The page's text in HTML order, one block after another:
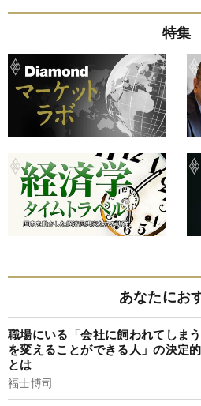
特集
あなたにお
職場にいる「会社に飼われてしま
を変えることができる人」の決定
とは
福士博司